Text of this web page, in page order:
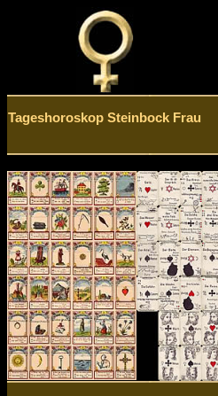
Tageshoroskop Steinbock Frau